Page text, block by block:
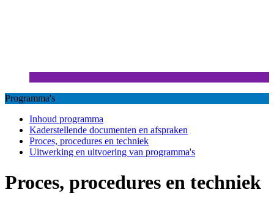
Programma's
Inhoud programma
Kaderstellende documenten en afspraken
Proces, procedures en techniek
Uitwerking en uitvoering van programma's
Proces, procedures en techniek